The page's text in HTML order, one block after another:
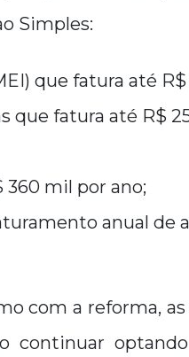
Simples:
que fatura até R$
que fatura até R$
mil por ano;
anual de
com a reforma,
continuar